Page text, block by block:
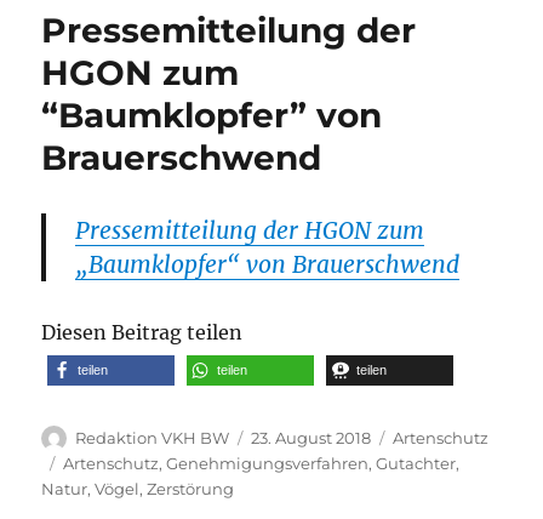
Pressemitteilung der
HGON zum
“Baumklopfer” von
Brauerschwend
Pressemitteilung der HGON zum
„Baumklopfer“ von Brauerschwend
Diesen Beitrag teilen
teilen teilen teilen
Autor
Redaktion VKH BW
Veröffentlicht
am
23. August 2018 Kategorien
Artenschutz
Schlagwörter
Artenschutz,Genehmigungsverfahren,Gutachter,
Natur,Vögel,Zerstörung